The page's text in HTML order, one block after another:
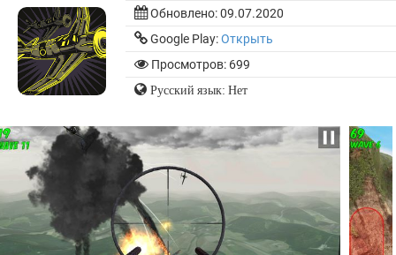
Обновлено:09.07.2020
Google Play:Открыть
Просмотров: 699
Русский язык: Нет